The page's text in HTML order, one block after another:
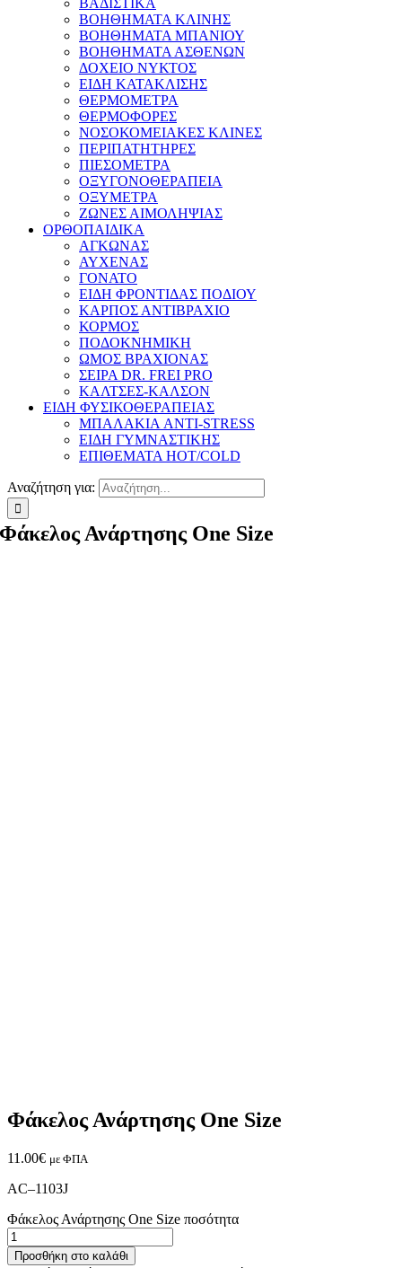
ΒΑΔΙΣΤΙΚΑ
ΒΟΗΘΗΜΑΤΑ ΚΛΙΝΗΣ
ΒΟΗΘΗΜΑΤΑ ΜΠΑΝΙΟΥ
ΒΟΗΘΗΜΑΤΑ ΑΣΘΕΝΩΝ
ΔΟΧΕΙΟ ΝΥΚΤΟΣ
ΕΙΔΗ ΚΑΤΑΚΛΙΣΗΣ
ΘΕΡΜΟΜΕΤΡΑ
ΘΕΡΜΟΦΟΡΕΣ
ΝΟΣΟΚΟΜΕΙΑΚΕΣ ΚΛΙΝΕΣ
ΠΕΡΙΠΑΤΗΤΗΡΕΣ
ΠΙΕΣΟΜΕΤΡΑ
ΟΞΥΓΟΝΟΘΕΡΑΠΕΙΑ
ΟΞΥΜΕΤΡΑ
ΖΩΝΕΣ ΑΙΜΟΛΗΨΙΑΣ
ΟΡΘΟΠΑΙΔΙΚΑ
ΑΓΚΩΝΑΣ
ΑΥΧΕΝΑΣ
ΓΟΝΑΤΟ
ΕΙΔΗ ΦΡΟΝΤΙΔΑΣ ΠΟΔΙΟΥ
ΚΑΡΠΟΣ ΑΝΤΙΒΡΑΧΙΟ
ΚΟΡΜΟΣ
ΠΟΔΟΚΝΗΜΙΚΗ
ΩΜΟΣ ΒΡΑΧΙΟΝΑΣ
ΣΕΙΡΑ DR. FREI PRO
ΚΑΛΤΣΕΣ-ΚΑΛΣΟΝ
ΕΙΔΗ ΦΥΣΙΚΟΘΕΡΑΠΕΙΑΣ
ΜΠΑΛΑΚΙΑ ANTI-STRESS
ΕΙΔΗ ΓΥΜΝΑΣΤΙΚΗΣ
ΕΠΙΘΕΜΑΤΑ HOT/COLD
Αναζήτηση για:
Φάκελος Ανάρτησης One Size
Φάκελος Ανάρτησης One Size
11.00€ με ΦΠΑ
AC–1103J
Φάκελος Ανάρτησης One Size ποσότητα
Προσθήκη στο καλάθι